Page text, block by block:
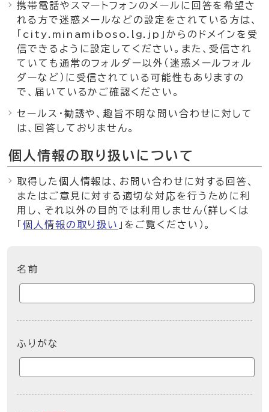
携帯電話やスマートフォンのメールに回答を希望さ
れる方で迷惑メールなどの設定をされている方は、
「city.minamiboso.lg.jp」からのドメインを受
信できるように設定してください。また、受信され
ていても通常のフォルダー以外（迷惑メールフォル
ダーなど）に受信されている可能性もありますの
で、届いているかご確認ください。
セールス・勧誘や、趣旨不明な問い合わせに対して
は、回答しておりません。
個人情報の取り扱いについて
取得した個人情報は、お問い合わせに対する回答、
またはご意見に対する適切な対応を行うために利
用し、それ以外の目的では利用しません（詳しくは
個人情報の取り扱い 」をご覧ください）。
名前
ふりがな